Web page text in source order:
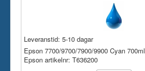
Leveranstid: 5-10 dagar
Epson 7700/9700/7900/9900 Cyan 700ml
Epson artikelnr: T636200